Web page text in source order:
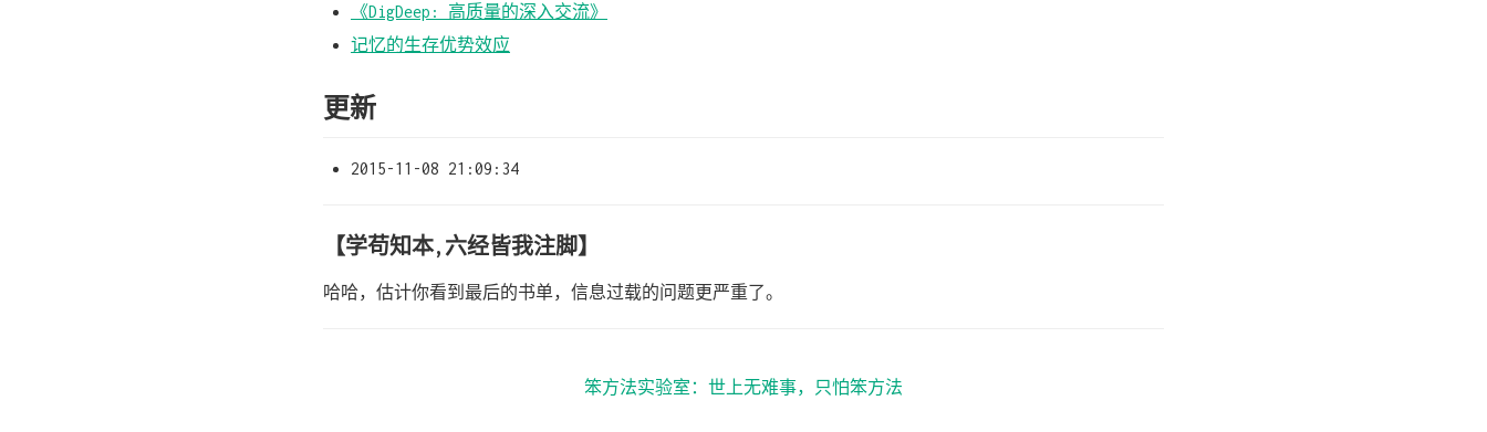
《DigDeep: 高质量的深入交流》
记忆的生存优势效应
更新
2015-11-08 21:09:34
【学苟知本,六经皆我注脚】
哈哈，估计你看到最后的书单，信息过载的问题更严重了。
笨方法实验室：世上无难事，只怕笨方法